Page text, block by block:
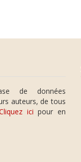
de données
auteurs, de tous
ici pour en